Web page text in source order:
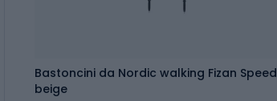
Bastoncini da Nordic walking Fizan Speed
beige